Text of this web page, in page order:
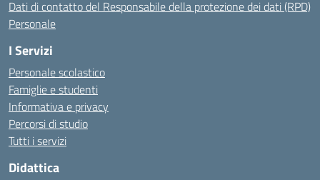
Dati di contatto del Responsabile della protezione dei dati (RPD)
Personale
I Servizi
Personale scolastico
Famiglie e studenti
Informativa e privacy
Percorsi di studio
Tutti i servizi
Didattica